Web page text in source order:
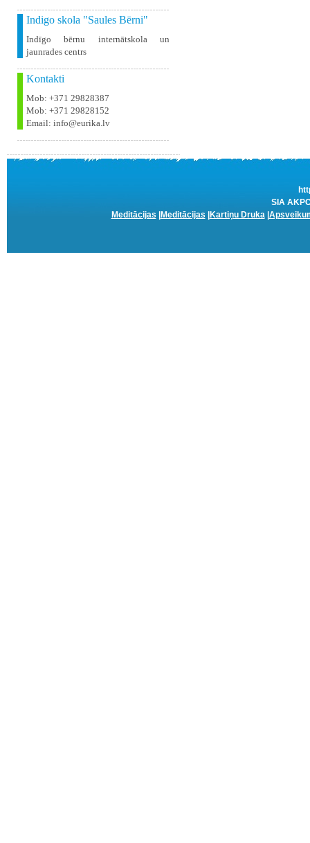
Indigo skola "Saules Bērni"
Indīgo bērnu internātskola un
jaunrades centrs
Kontakti
Mob: +371 29828387
Mob: +371 29828152
Email: info@eurika.lv
SIA
Meditācijas
Meditācijas Kartiņu Druka|